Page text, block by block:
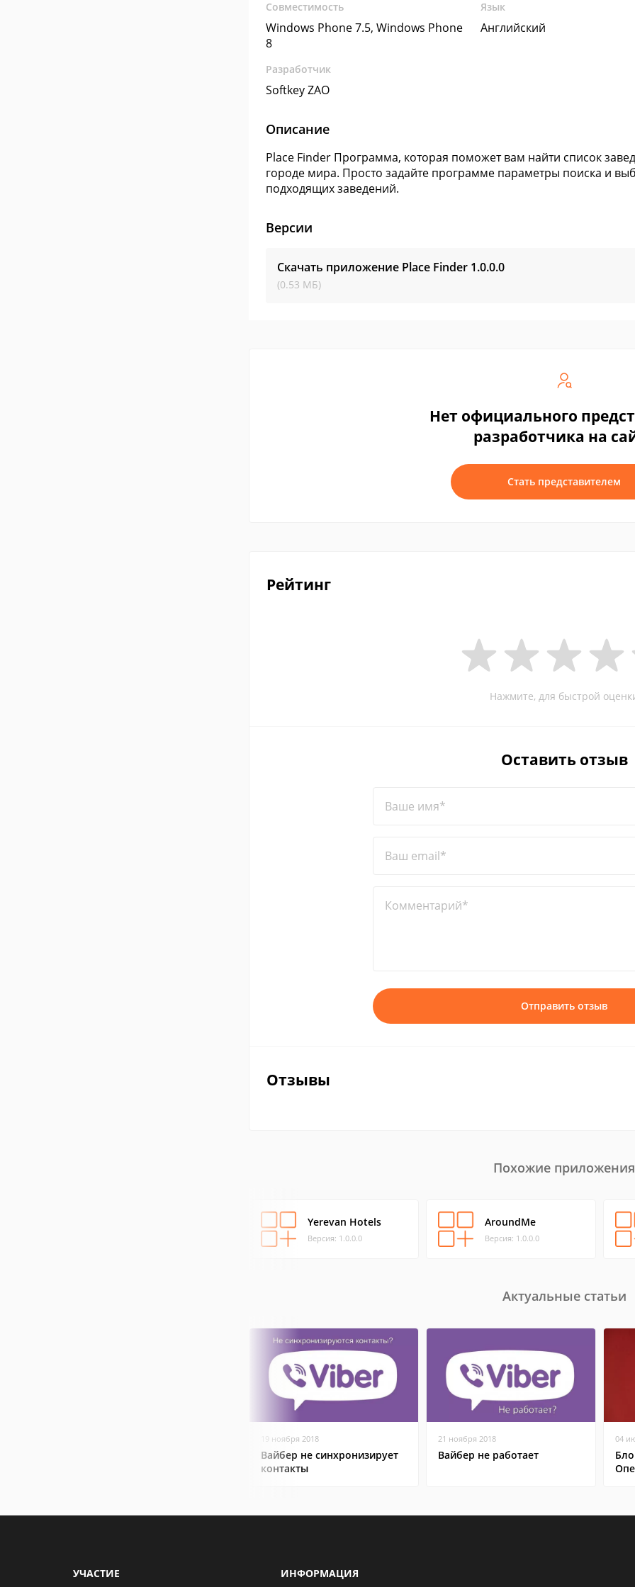
Совместимость
Windows Phone 7.5, Windows Phone
8
Язык
Английский
Разработчик
Softkey ZAO
Описание
Place Finder Программа, которая поможет вам найти список
городе мира. Просто задайте программе параметры поиска и
подходящих заведений.
Версии
Скачать приложение Place Finder 1.0.0.0
(0.53 МБ)
Нет официального
разработчика на
Стать представителем
Рейтинг
Нажмите, для быстрой
Оставить отзыв
Ваше имя*
Ваш email*
Комментарий*
Отправить отзыв
Отзывы
Похожие приложения
Yerevan Hotels
Версия: 1.0.0.0
AroundMe
Версия: 1.0.0.0
Актуальные статьи
19 ноября 2018
Вайбер не синхронизирует
контакты
21 ноября 2018
Вайбер не работает
04
УЧАСТИЕ ИНФОРМАЦИЯ